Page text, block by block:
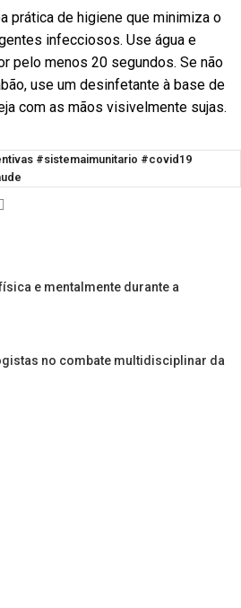
prática de higiene que minimiza o
infecciosos. Use água e
pelo menos 20 segundos. Se não
use um desinfetante à base de
com as mãos visivelmente sujas.
#sistemaimunitario #covid19
e mentalmente durante a
no combate multidisciplinar da